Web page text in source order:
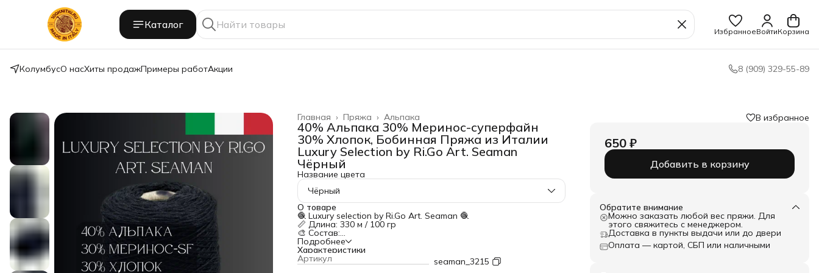
Каталог
ИзбранноеВойтиКорзина
КолумбусО насХиты продажПримеры работАкции 8 (909) 329-55-89
Альпака
Пряжа ›
Главная ›
40% Альпака 30% Меринос-суперфайн
30% Хлопок, Бобинная Пряжа из Италии
Luxury Selection by Ri.Go Art. Seaman
Чёрный
Название цвета
Чёрный
О товаре
🧶 Luxury selection by Ri.Go Art. Seaman 🧶
📏 Длина: 330 м / 100 гр
🎨 Состав:
40% альпака — природное тепло и мягкость
30% меринос-суперфайн — эластичность и комфорт
30% хлопок — воздухопроницаемость
✨ Особенности пряжи:
Подробнее
Характеристики
Артикул
seaman_3215
В избранное
650 ₽
Добавить в корзину
Обратите внимание
Можно заказать любой вес пряжи. Для
этого свяжитесь с менеджером.
Доставка в пункты выдачи или до двери
Оплата — картой, СБП или наличными